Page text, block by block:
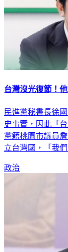
台灣沒光復節！
民進黨秘書長徐
史事實，因此「
黨籍桃園市議員
立台灣國，「我
政治